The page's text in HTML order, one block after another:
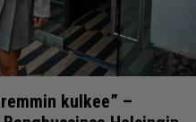
kulkee” –